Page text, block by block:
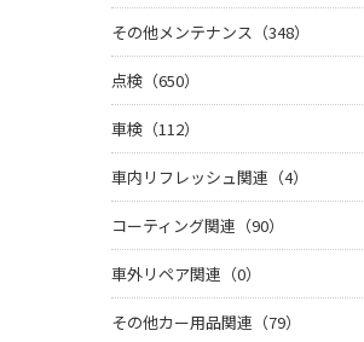
その他メンテナンス（348）
点検（650）
車検（112）
車内リフレッシュ関連（4）
コーティング関連（90）
車外リペア関連（0）
その他カー用品関連（79）